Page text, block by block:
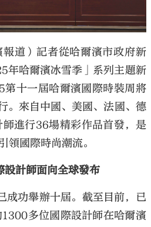
道）記者從哈爾濱市政府新
哈爾濱冰雪季」系列主題新
第十一屆哈爾濱國際時裝周將
來自中國、美國、法國、德
進行36場精彩作品首發，是
領國際時尚潮流。
設計師面向全球發布
成功舉辦十屆。截至目前，已
多位國際設計師在哈爾濱